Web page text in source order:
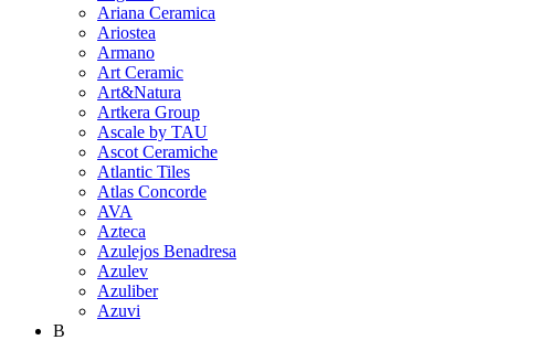
Ariana Ceramica
Ariostea
Armano
Art Ceramic
Art&Natura
Artkera Group
Ascale by TAU
Ascot Ceramiche
Atlantic Tiles
Atlas Concorde
AVA
Azteca
Azulejos Benadresa
Azulev
Azuliber
Azuvi
B